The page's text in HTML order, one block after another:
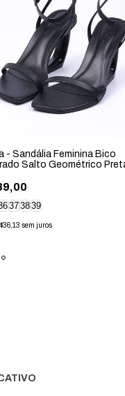
- Sandália Feminina Bico
Salto Geométrico
373839
sem juros